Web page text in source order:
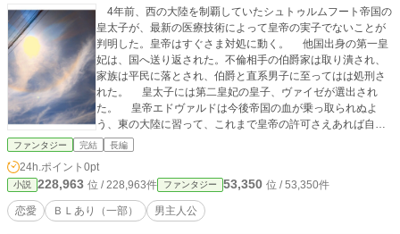
4年前、西の大陸を制覇していたシュトゥルムフート帝国の
皇太子が、最新の医療技術によって皇帝の実子でないことが
判明した。皇帝はすぐさま対処に動く。 他国出身の第一皇
妃は、国へ送り返された。不倫相手の伯爵家は取り潰され、
家族は平民に落とされ、伯爵と直系男子に至ってはは処刑さ
れた。 皇太子には第二皇妃の皇子、ヴァイゼが選出され
た。 皇帝エドヴァルドは今後帝国の血が乗っ取られぬよ
う、東の大陸に習って、これまで皇帝の許可さえあれば自由
に後宮に入れた男性（親族、護衛騎士を含む）は立ち入り禁
騒動から３年後、エドヴァルド皇帝は若い側室と行為中に発
作で崩御。 18歳になったヴァイゼが皇帝に即位した。エドヴ
ァルドの後宮から、25歳以下の前皇帝の手がついていない妃
は、そのままヴァイゼの後宮に移った。後宮の妃は、皇帝エ
ファンタジー 完結 長編
24h.ポイント 0pt
小説 228,963 位 / 228,963件 ファンタジー 53,350 位 / 53,350件
恋愛 ＢＬあり（一部） 男主人公